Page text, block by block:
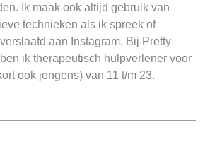
Ik maak ook altijd gebruik van
technieken als ik spreek of
aan Instagram. Bij Pretty
ik therapeutisch hulpverlener voor
ook jongens) van 11 t/m 23.